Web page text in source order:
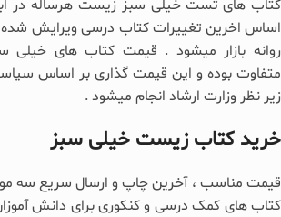
کتاب های تست خیلی سبز زیست هرساله در
اساس اخرین تغییرات کتاب درسی ویرایش شده
روانه بازار میشود . قیمت کتاب های خیلی
متفاوت بوده و این قیمت گذاری بر اساس
زیر نظر وزارت ارشاد انجام میشود .
خرید کتاب زیست خیلی سبز
قیمت مناسب ، آخرین چاپ و ارسال سریع سه
کتاب های کمک درسی و کنکوری برای دانش